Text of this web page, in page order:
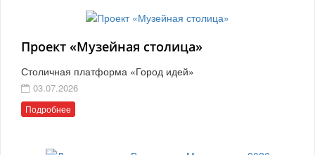
Проект «Музейная столица»
Столичная платформа «Город идей»
03.07.2026
Подробнее